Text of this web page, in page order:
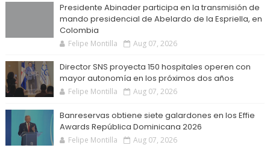
Presidente Abinader participa en la transmisión de
mando presidencial de Abelardo de la Espriella, en
Colombia
Felipe Montilla Aug 07, 2026
Director SNS proyecta 150 hospitales operen con
mayor autonomía en los próximos dos años
Felipe Montilla Aug 07, 2026
Banreservas obtiene siete galardones en los Effie
Awards República Dominicana 2026
Felipe Montilla Aug 07, 2026